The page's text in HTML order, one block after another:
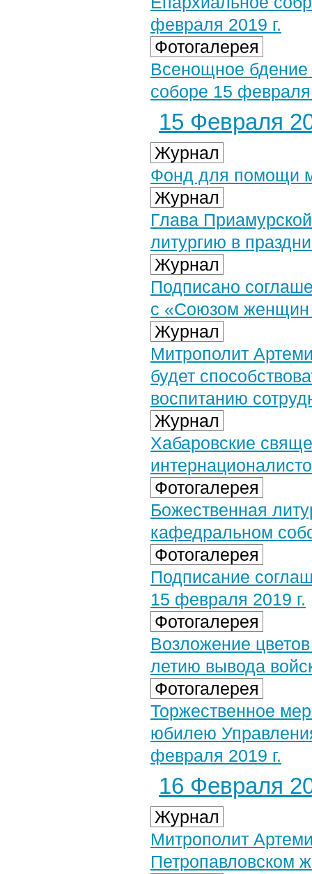
февраля 2019 г.
Фотогалерея
Всенощное
соборе 15 февраля
15 Февраля
Журнал
Фонд для помощи
Журнал
Глава
литургию в
Журнал
Подписано
с «Союзом женщин
Журнал
Митрополит
будет
воспитанию
Журнал
Хабаровские
Фотогалерея
Божественная
кафедральном
Фотогалерея
Подписание
15 февраля 2019 г.
Фотогалерея
Возложение
летию вывода
Фотогалерея
Торжественное
юбилею
февраля 2019 г.
16 Февраля
Журнал
Митрополит
Петропавловском